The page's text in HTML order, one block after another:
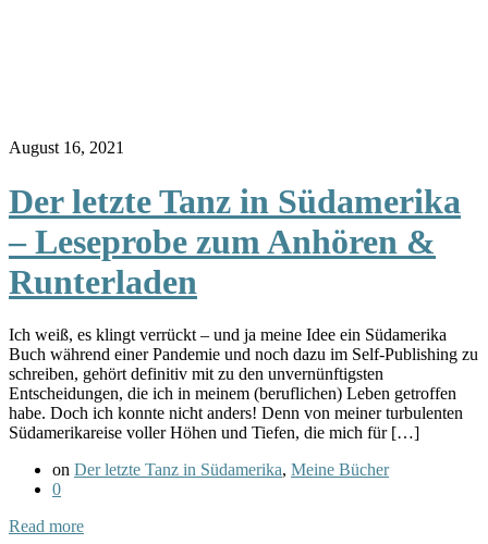
August 16, 2021
Der letzte Tanz in Südamerika
– Leseprobe zum Anhören &
Runterladen
Ich weiß, es klingt verrückt – und ja meine Idee ein Südamerika
Buch während einer Pandemie und noch dazu im Self-Publishing zu
schreiben, gehört definitiv mit zu den unvernünftigsten
Entscheidungen, die ich in meinem (beruflichen) Leben getroffen
habe. Doch ich konnte nicht anders! Denn von meiner turbulenten
Südamerikareise voller Höhen und Tiefen, die mich für […]
on Der letzte Tanz in Südamerika, Meine Bücher
0
Read more